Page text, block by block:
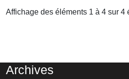
Affichage des éléments 1 à 4 sur 4
Archives